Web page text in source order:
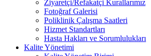
Ziyaretçi/Refakatçi Kurallarımız
Fotoğraf Galerisi
Poliklinik Çalışma Saatleri
Hizmet Standartları
Hasta Hakları ve Sorumlulukları
Kalite Yönetimi